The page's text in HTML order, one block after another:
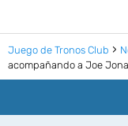
Juego de Tronos Club
acompañando a Joe